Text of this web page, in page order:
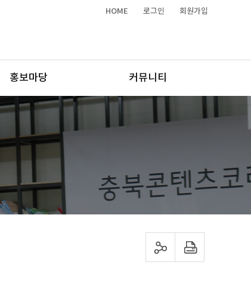
HOME 로그인 회원가입
홍보마당 커뮤니티
sns 공유하기 프린트하기